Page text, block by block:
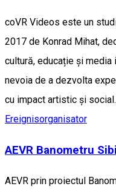
coVR Videos este un
2017 de Konrad Mihat,
cultură, educație și
nevoia de a dezvolta
cu impact artistic și social.
Ereignisorganisator
AEVR Banometru
AEVR prin proiectul